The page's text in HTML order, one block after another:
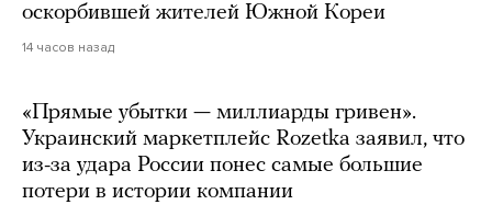
оскорбившей жителей Южной Кореи
14 часов назад
«Прямые убытки — миллиарды гривен».
Украинский маркетплейс Rozetka заявил, что
из-за удара России понес самые большие
потери в истории компании